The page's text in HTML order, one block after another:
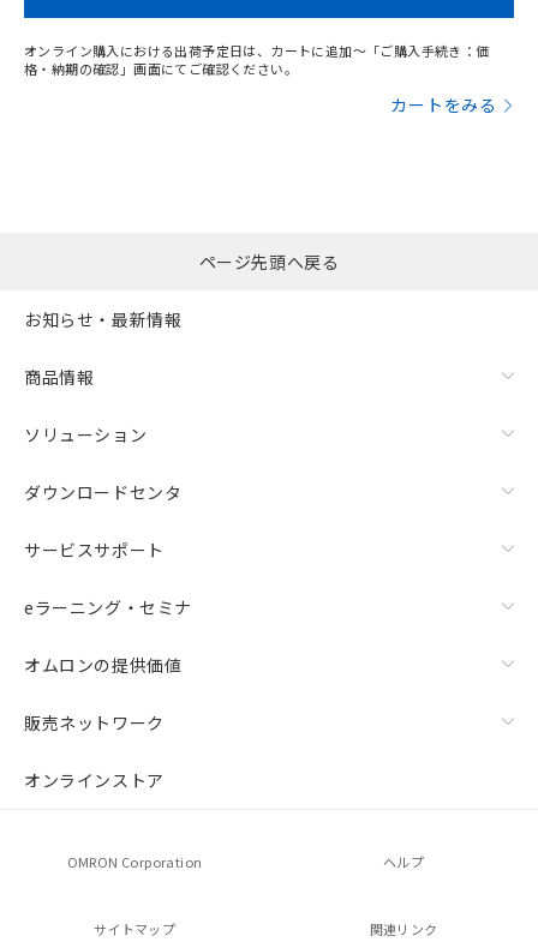
オンライン購入における出荷予定日は、カートに追加～「ご購入手続き：価
格・納期の確認」画面にてご確認ください。
カートをみる
ページ先頭へ戻る
お知らせ・最新情報
商品情報
ソリューション
ダウンロードセンタ
サービスサポート
eラーニング・セミナ
オムロンの提供価値
販売ネットワーク
オンラインストア
OMRON Corporation ヘルプ
サイトマップ 関連リンク